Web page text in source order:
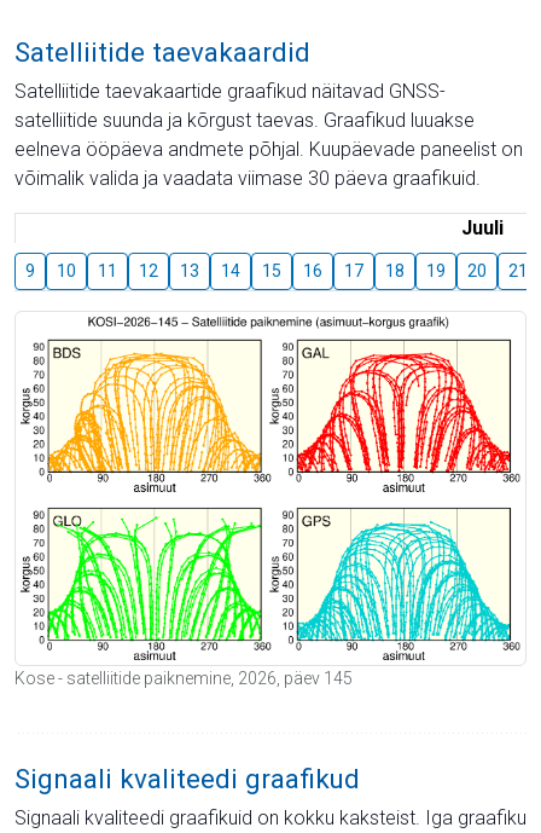
Satelliitide taevakaardid
Satelliitide taevakaartide graafikud näitavad GNSS-
satelliitide suunda ja kõrgust taevas. Graafikud luuakse
eelneva ööpäeva andmete põhjal. Kuupäevade paneelist on
võimalik valida ja vaadata viimase 30 päeva graafikuid.
Juuli
9 10 11 12 13 14 15 16 17 18 19 20 21
Kose - satelliitide paiknemine, 2026, päev 145
Signaali kvaliteedi graafikud
Signaali kvaliteedi graafikuid on kokku kaksteist. Iga graafiku